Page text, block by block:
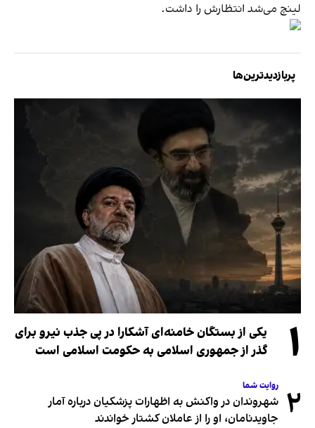
لینچ می‌شد انتظارش را داشت.
پربازدیدترین‌ها
۱
یکی از بستگان خامنه‌ای آشکارا در پی جذب نیرو برای
گذر از جمهوری اسلامی به حکومت اسلامی است
۲ روایت شما
شهروندان در واکنش به اظهارات پزشکیان درباره آمار
جاویدنامان، او را از عاملان کشتار خواندند